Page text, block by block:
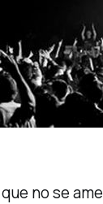
que no se